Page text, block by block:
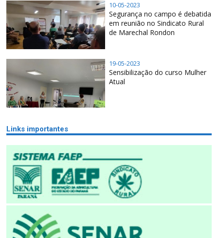
10-05-2023
Segurança no campo é debatida
em reunião no Sindicato Rural
de Marechal Rondon
19-05-2023
Sensibilização do curso Mulher
Atual
Links importantes